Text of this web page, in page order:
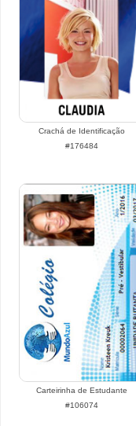
Crachá de Identificação
#176484
Carteirinha de Estudante
#106074